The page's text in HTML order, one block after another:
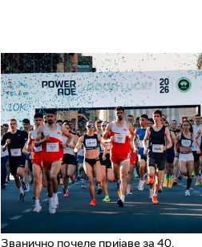
Званично почеле пријаве за 40.